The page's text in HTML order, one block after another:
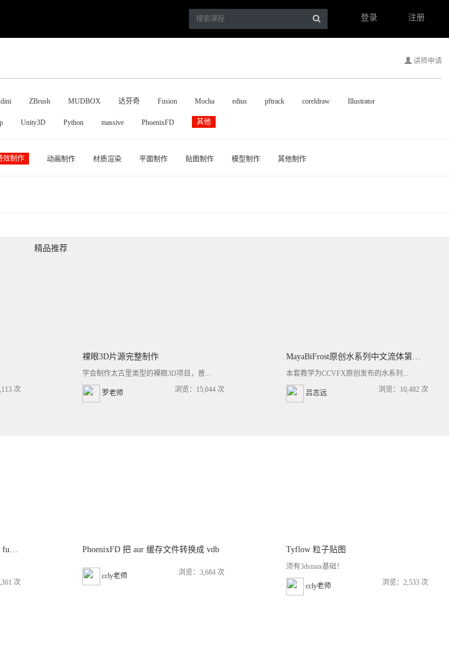
登录 注册
讲师申请
ZBrush MUDBOX 达芬奇 Fusion Mocha edius pftrack coreldraw Illustrator
Unity3D Python massive PhoenixFD 其他
效制作 动画制作 材质渲染 平面制作 贴图制作 模型制作 其他制作
精品推荐
次
裸眼3D片源完整制作
学会制作太古里类型的裸眼3D项目，普...
罗老师 浏览：15,044 次
MayaBiFrost原创水系列中文流体第三套BF基础/高阶案例全流程教学
本套教学为CCVFX原创发布的水系列...
吕志远 浏览：10,482 次
3dmaxPF粒子、rayfire、realflow、fumefx特效全教程
次
PhoenixFD 把 aur 缓存文件转换成 vdb
ccly老师 浏览：3,684 次
Tyflow 粒子贴图
须有3dsmax基础！
ccly老师 浏览：2,533 次